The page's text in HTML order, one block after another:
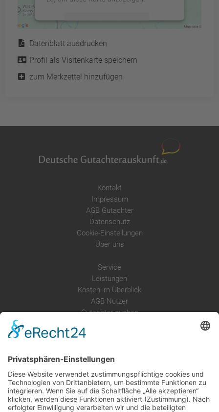
Mehr Informationen
Akzeptieren
powered by Usercentrics Consent
Management Platform
Service
Datenblatt ausdrucken
Profil als Visitenkarte speichern
zum Merkzettel hinzufügen
Kontakt
Impressum
AGB Gutachter
Datenschutz
Cookie-Einstellungen
Über uns
Service
Leistungen
Kosten im Überblick
AGB Nutzer
Gutachter suchen
Anfrage
Presse
Partner: Der DGuSV
als Gutachter eintragen
Infos für Suchende